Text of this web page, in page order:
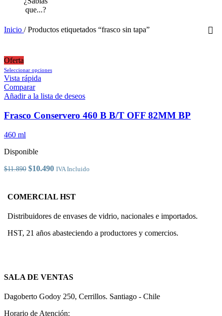
que...?
Inicio / Productos etiquetados “frasco sin tapa”
Oferta
Seleccionar opcionesEste
múltiples
Las
opciones
la
producto
Vista rápida
Comparar
Añadir a la lista de deseos
Frasco Conservero 460 B B/T OFF 82MM BP
460 ml
Disponible
$11.890 El
era:
$10.490El
es:
IVA Incluido
COMERCIAL HST
Distribuidores de envases de vidrio, nacionales e importados.
HST, 21 años abasteciendo a productores y comercios.
SALA DE VENTAS
Dagoberto Godoy 250, Cerrillos. Santiago - Chile
Horario de Atención: